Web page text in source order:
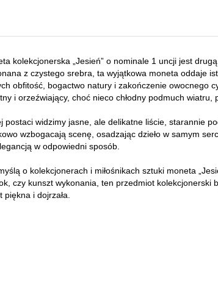
kolekcjonerska „Jesień” o nominale 1 uncji jest
z czystego srebra, ta wyjątkowa moneta oddaje
obfitość, bogactwo natury i zakończenie owocnego
i orzeźwiający, choć nieco chłodny podmuch wiatru,
postaci widzimy jasne, ale delikatne liście, starannie
wzbogacają scenę, osadzając dzieło w samym
w odpowiedni sposób.
o kolekcjonerach i miłośnikach sztuki moneta
czy kunszt wykonania, ten przedmiot
i dojrzała.